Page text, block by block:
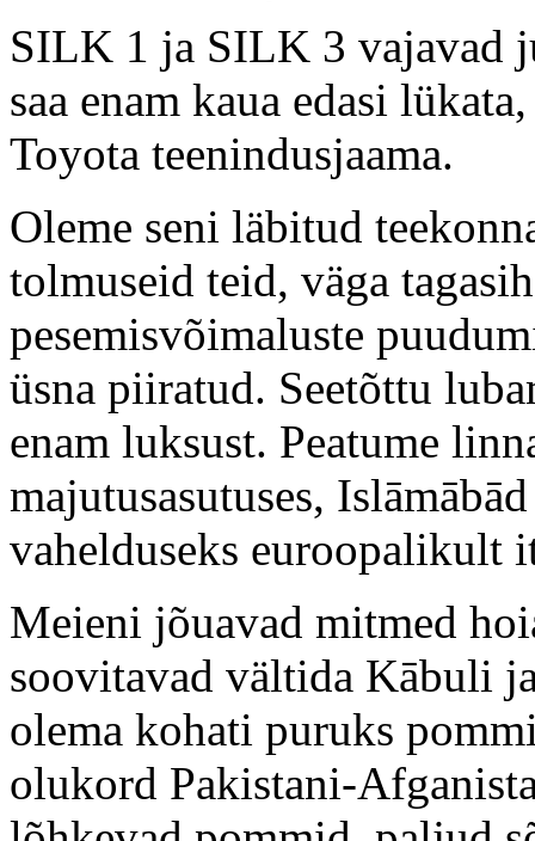
SILK 1 ja SILK 3 vajavad
saa enam kaua edasi
Toyota teenindusjaama.
Oleme seni läbitud
tolmuseid teid, väga
pesemisvõimaluste
üsna piiratud. Seetõttu
enam luksust. Peatume
majutusasutuses,
vahelduseks euroopalikult
Meieni jõuavad mitmed
soovitavad vältida Kābuli
olema kohati puruks
olukord Pakistani-